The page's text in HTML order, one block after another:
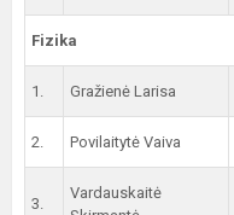
Fizika
1. Gražienė Larisa
2. Povilaitytė Vaiva
3.
Vardauskaitė